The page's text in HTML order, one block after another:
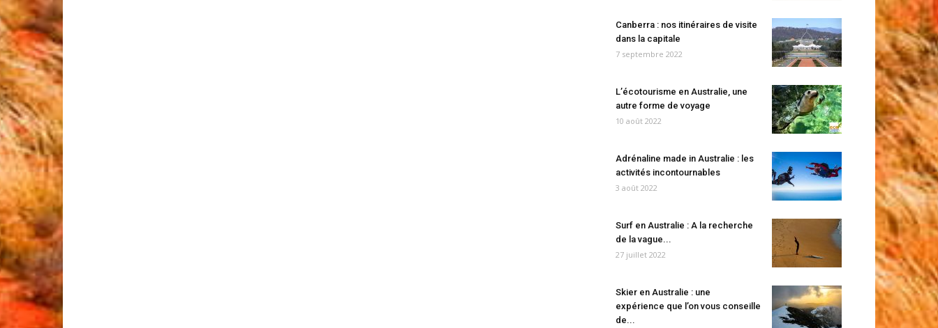
Canberra : nos itinéraires de visite
dans la capitale
7 septembre 2022
L’écotourisme en Australie, une
autre forme de voyage
10 août 2022
Adrénaline made in Australie : les
activités incontournables
3 août 2022
Surf en Australie : A la recherche
de la vague...
27 juillet 2022
Skier en Australie : une
expérience que l’on vous conseille
de...